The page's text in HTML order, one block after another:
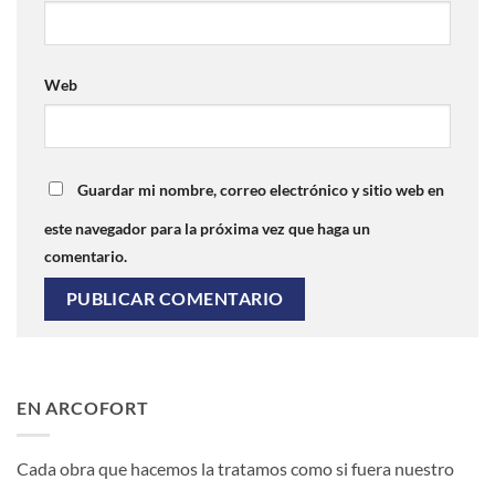
Web
Guardar mi nombre, correo electrónico y sitio web en
este navegador para la próxima vez que haga un
comentario.
EN ARCOFORT
Cada obra que hacemos la tratamos como si fuera nuestro